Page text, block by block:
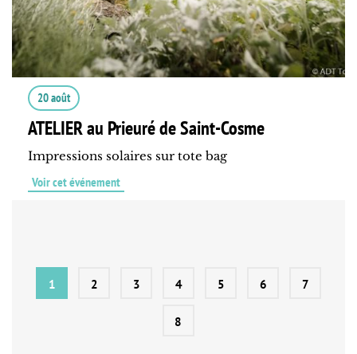
20 août
ATELIER au Prieuré de Saint-Cosme
Impressions solaires sur tote bag
Voir cet événement
1 2 3 4 5 6 7
8